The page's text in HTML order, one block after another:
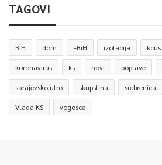
TAGOVI
BiH dom FBiH izolacija kcus
koronavirus ks novi poplave
sarajevskojutro skupstina srebrenica
Vlada KS vogosca